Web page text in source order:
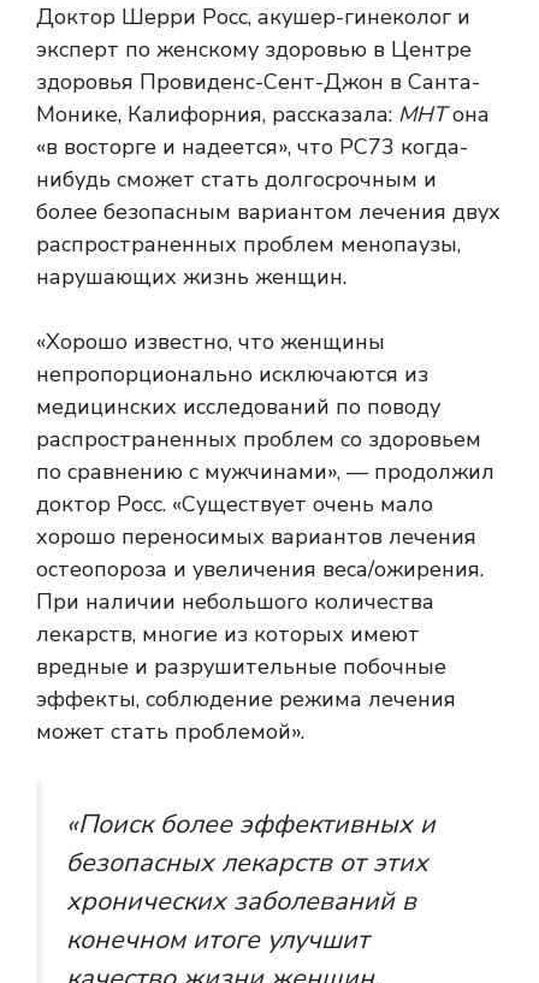
Доктор Шерри Росс, акушер-гинеколог и
эксперт по женскому здоровью в Центре
здоровья Провиденс-Сент-Джон в Санта-
Монике, Калифорния, рассказала: МНТона
«в восторге и надеется», что PC73 когда-
нибудь сможет стать долгосрочным и
более безопасным вариантом лечения двух
распространенных проблем менопаузы,
нарушающих жизнь женщин.
«Хорошо известно, что женщины
непропорционально исключаются из
медицинских исследований по поводу
распространенных проблем со здоровьем
по сравнению с мужчинами», — продолжил
доктор Росс. «Существует очень мало
хорошо переносимых вариантов лечения
остеопороза и увеличения веса/ожирения.
При наличии небольшого количества
лекарств, многие из которых имеют
вредные и разрушительные побочные
эффекты, соблюдение режима лечения
может стать проблемой».
«Поиск более эффективных и
безопасных лекарств от этих
хронических заболеваний в
конечном итоге улучшит